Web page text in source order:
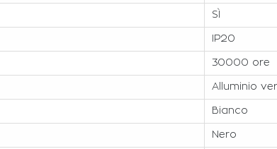
SÌ
IP20
30000 ore
Alluminio
Bianco
Nero